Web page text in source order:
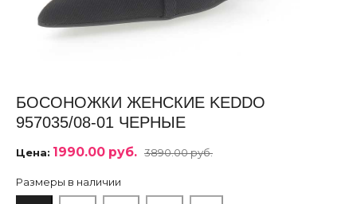
БОСОНОЖКИ ЖЕНСКИЕ KEDDO
957035/08-01 ЧЕРНЫЕ
Цена: 1990.00 руб. 3890.00 руб.
Размеры в наличии